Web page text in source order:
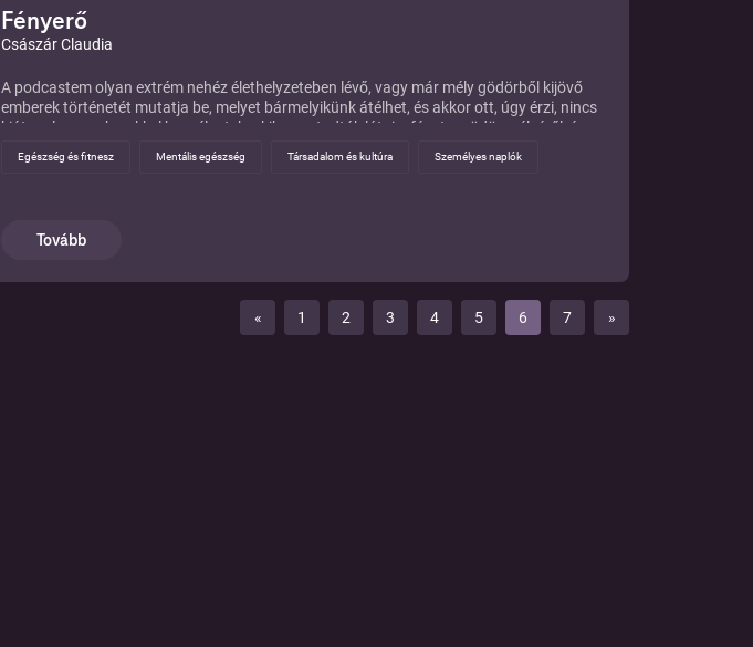
Fényerő
Császár Claudia
A podcastem olyan extrém nehéz élethelyzeteben lévő, vagy már mély gödörből kijövő
emberek történetét mutatja be, melyet bármelyikünk átélhet, és akkor ott, úgy érzi, nincs
kiút – olyan emberekkel beszélgetek, akik meg tudták látni a fényt a gödör mélyéről, és
Ez a műsor segíthet az embereknek életükben bekövetkezett nehézségekkel és
Egészség és fitnesz Mentális egészség Társadalom és kultúra Személyes naplók
Tovább
« 1 2 3 4 5 6 7 »